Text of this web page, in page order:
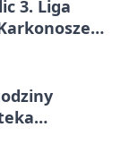
3. Liga